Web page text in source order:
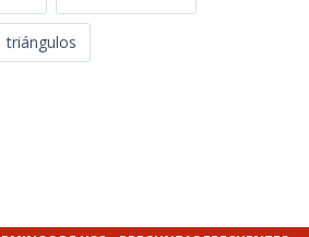
triángulos